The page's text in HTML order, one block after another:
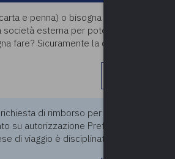
e penna) o bisogna farle per forza
esterna per poter svolgere le
fare? Sicuramente la determina di
di rimborso per spese viaggio
su autorizzazione Prefettura di reggenza
di viaggio è disciplinato dalla determina